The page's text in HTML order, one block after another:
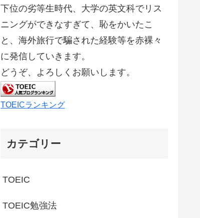
下位の劣等生時代、大学の英文科でリス
ニングができなすぎて、恥をかいたこ
と、海外旅行で騙された経験等を赤裸々
に発信していきます。
どうぞ、よろしくお願いします。
TOEICランキング
カテゴリー
TOEIC
TOEIC勉強法